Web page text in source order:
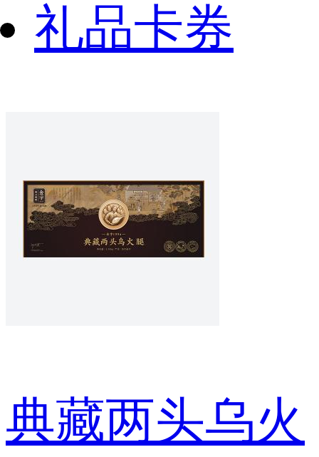
礼品卡券
典藏两头乌火